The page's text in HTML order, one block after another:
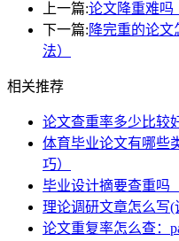
上一篇:论文降重难吗
下一篇: 降完重的论
法）
相关推荐
论文查重率多少比较
体育毕业论文有哪些
巧）
毕业设计摘要查重吗
理论调研文章怎么写
论文重复率怎么查：